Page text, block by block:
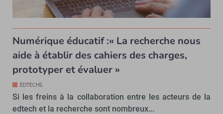
Numérique éducatif :« La recherche nous
aide à établir des cahiers des charges,
prototyper et évaluer »
EDTECHS
Si les freins à la collaboration entre les acteurs de la
edtech et la recherche sont nombreux...